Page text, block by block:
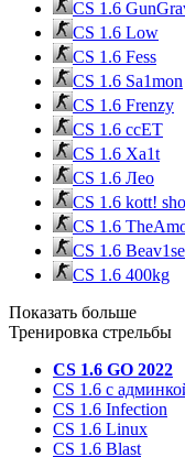
CS 1.6
CS 1.6 Low
CS 1.6 Fess
CS 1.6 Sa1mon
CS 1.6 Frenzy
CS 1.6 ccET
CS 1.6 Xa1t
CS 1.6 Лео
CS 1.6 kott!
CS 1.6
CS 1.6 Beav1se
CS 1.6 400kg
Показать больше
Тренировка стрельбы
CS 1.6 GO 2022
CS 1.6 с
CS 1.6 Infection
CS 1.6 Linux
CS 1.6 Blast